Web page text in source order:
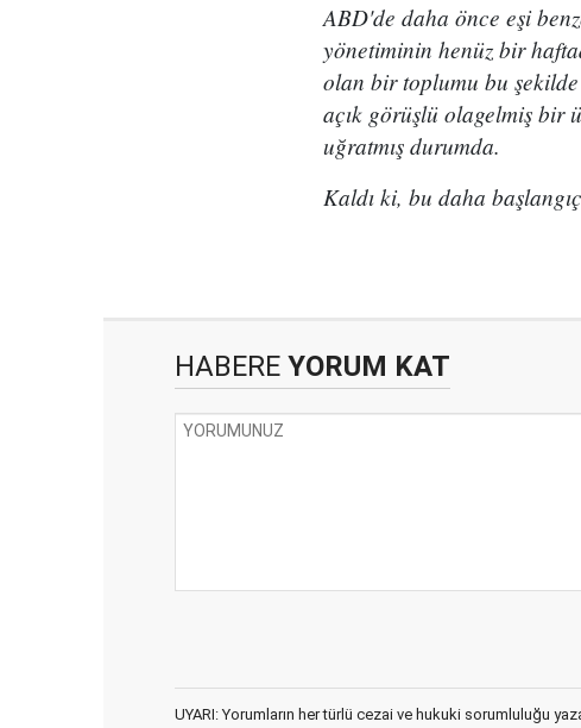
ABD'de daha önce eşi
yönetiminin henüz bir
olan bir toplumu bu
açık görüşlü olagelmiş bir
uğratmış durumda.
Kaldı ki, bu daha
HABERE YORUM KAT
UYARI: Yorumların her türlü cezai ve hukuki sorumluluğu